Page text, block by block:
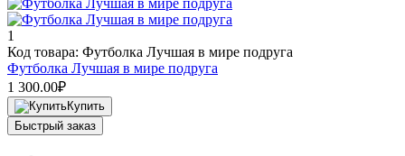
1
Код товара: Футболка Лучшая в мире подруга
Футболка Лучшая в мире подруга
1 300.00₽
Купить
Быстрый заказ